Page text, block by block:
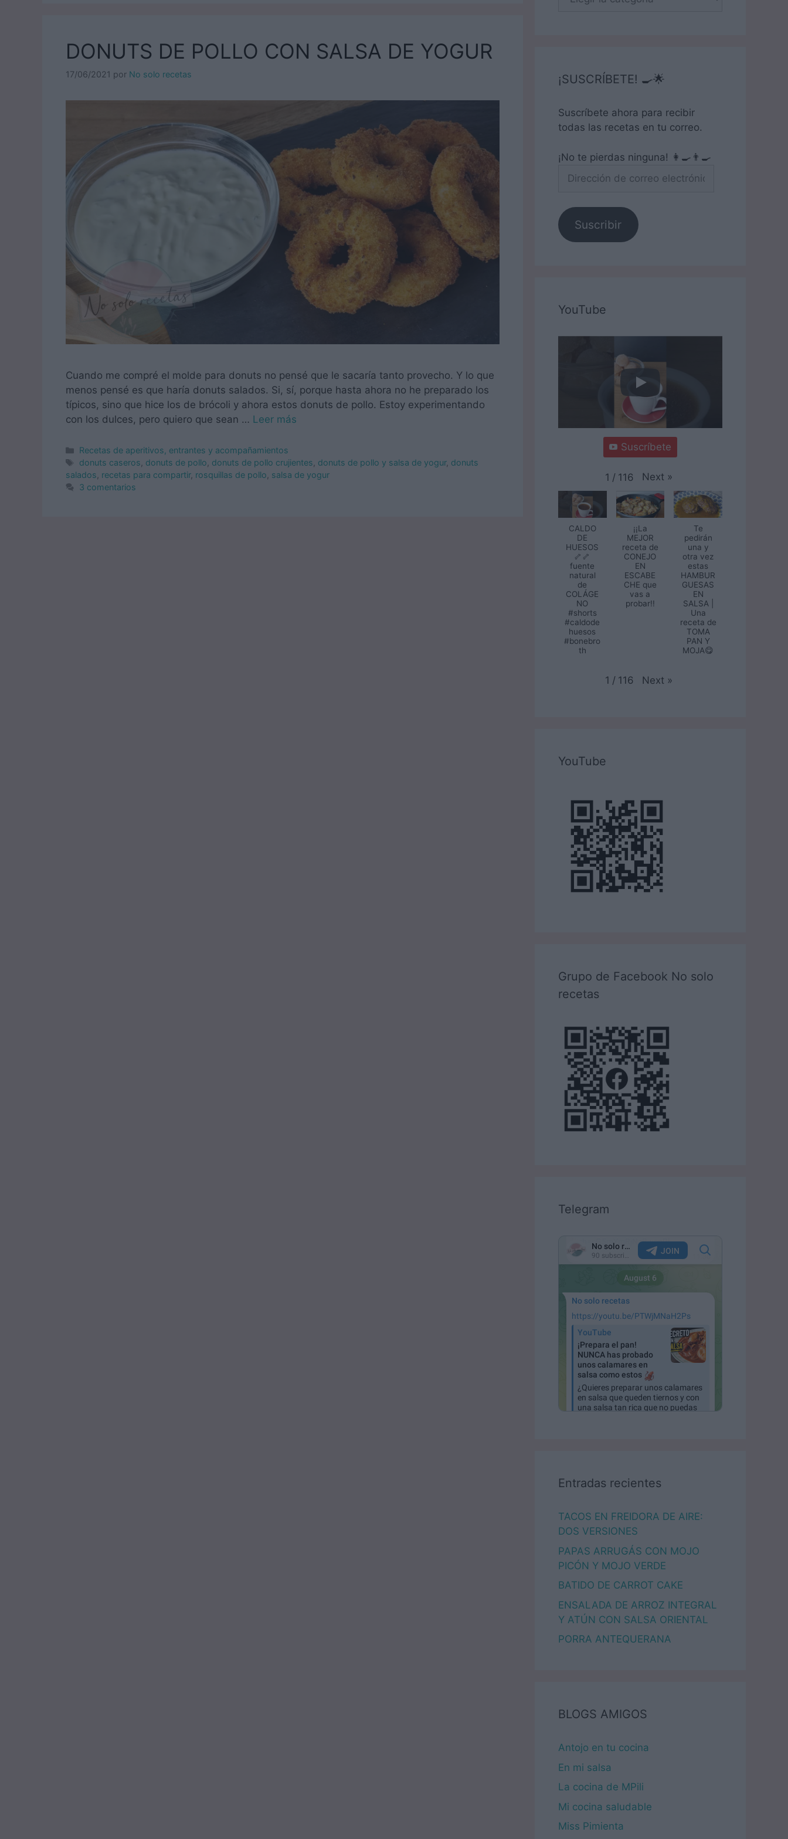
DONUTS DE POLLO CON SALSA DE YOGUR
17/06/2021 por No solo recetas
Cuando me compré el molde para donuts no pensé que le sacaría tanto provecho. Y lo que
menos pensé es que haría donuts salados. Si, sí, porque hasta ahora no he preparado los
típicos, sino que hice los de brócoli y ahora estos donuts de pollo. Estoy experimentando
con los dulces, pero quiero que sean … Leer más
Categorías
Recetas de aperitivos, entrantes y acompañamientos
Etiquetas
donuts caseros donuts de pollo donuts de pollo crujientes donuts de pollo y salsa de yogur, donuts
salados recetas para compartir, rosquillas de pollo salsa de yogur
3 comentarios
¡SUSCRÍBETE! 🍳🌟
Suscríbete ahora para recibir
todas las recetas en tu correo.
¡No te pierdas ninguna! 👩‍🍳👨‍🍳
de
electrónico
Suscribir
YouTube
Suscríbete
1 / 116 Next »
CALDO
DE
HUESOS
🦴🦴
fuente
natural
de
COLÁGE
NO
#shorts
#caldode
huesos
#bonebro
th
¡¡La
MEJOR
receta de
CONEJO
EN
ESCABE
CHE que
vas a
probar!!
Te
pedirán
una y
otra vez
estas
HAMBUR
GUESAS
EN
SALSA |
Una
receta de
TOMA
PAN Y
MOJA😋
1 / 116 Next »
YouTube
Grupo de Facebook No solo
recetas
Telegram
Entradas recientes
TACOS EN FREIDORA DE AIRE:
DOS VERSIONES
PAPAS ARRUGÁS CON MOJO
PICÓN Y MOJO VERDE
BATIDO DE CARROT CAKE
ENSALADA DE ARROZ INTEGRAL
Y ATÚN CON SALSA ORIENTAL
PORRA ANTEQUERANA
BLOGS AMIGOS
Antojo en tu cocina
En mi salsa
La cocina de MPili
Mi cocina saludable
Miss Pimienta